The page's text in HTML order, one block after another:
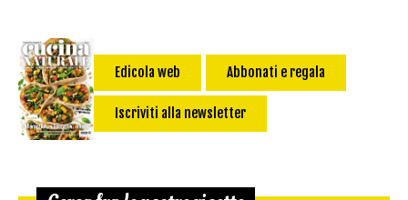
Edicola web Abbonati e regala
Iscriviti alla newsletter